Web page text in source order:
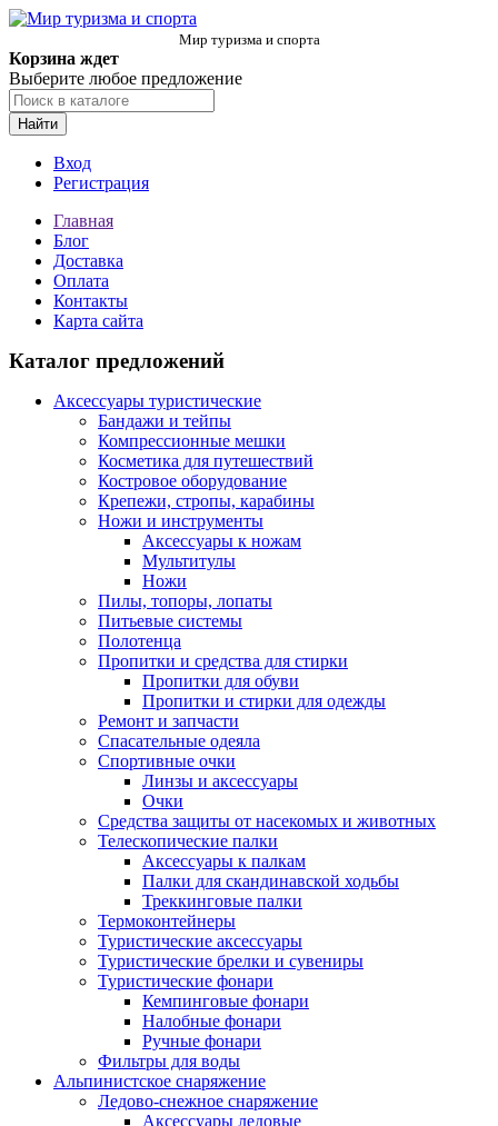
Мир туризма и спорта
Корзина ждет
Выберите любое предложение
Найти
Вход
Регистрация
Главная
Блог
Доставка
Оплата
Контакты
Карта сайта
Каталог предложений
Аксессуары туристические
Бандажи и тейпы
Компрессионные мешки
Косметика для путешествий
Костровое оборудование
Крепежи, стропы, карабины
Ножи и инструменты
Аксессуары к ножам
Мультитулы
Ножи
Пилы, топоры, лопаты
Питьевые системы
Полотенца
Пропитки и средства для стирки
Пропитки для обуви
Пропитки и стирки для одежды
Ремонт и запчасти
Спасательные одеяла
Спортивные очки
Линзы и аксессуары
Очки
Средства защиты от насекомых и животных
Телескопические палки
Аксессуары к палкам
Палки для скандинавской ходьбы
Треккинговые палки
Термоконтейнеры
Туристические аксессуары
Туристические брелки и сувениры
Туристические фонари
Кемпинговые фонари
Налобные фонари
Ручные фонари
Фильтры для воды
Альпинистское снаряжение
Ледово-снежное снаряжение
Аксессуары ледовые